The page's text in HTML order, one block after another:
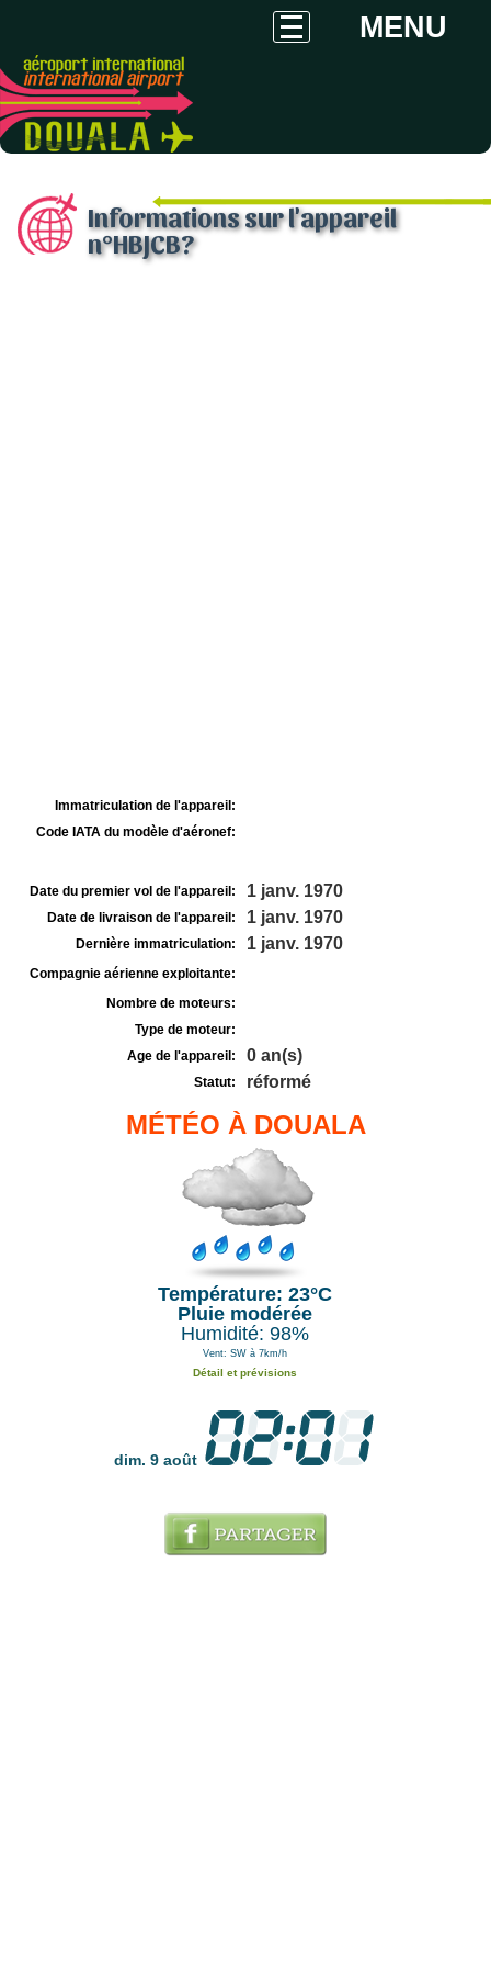
MENU
Informations sur l'appareil
n°HBJCB?
Immatriculation de l'appareil:
Code IATA du modèle d'aéronef:
Date du premier vol de l'appareil: 1 janv. 1970
Date de livraison de l'appareil: 1 janv. 1970
Dernière immatriculation: 1 janv. 1970
Compagnie aérienne exploitante:
Nombre de moteurs:
Type de moteur:
Age de l'appareil:
0 an(s)
Statut: réformé
MÉTÉO À DOUALA
Température: 23°C
Pluie modérée
Humidité: 98%
Vent: SW à 7km/h
Détail et prévisions
dim. 9 août